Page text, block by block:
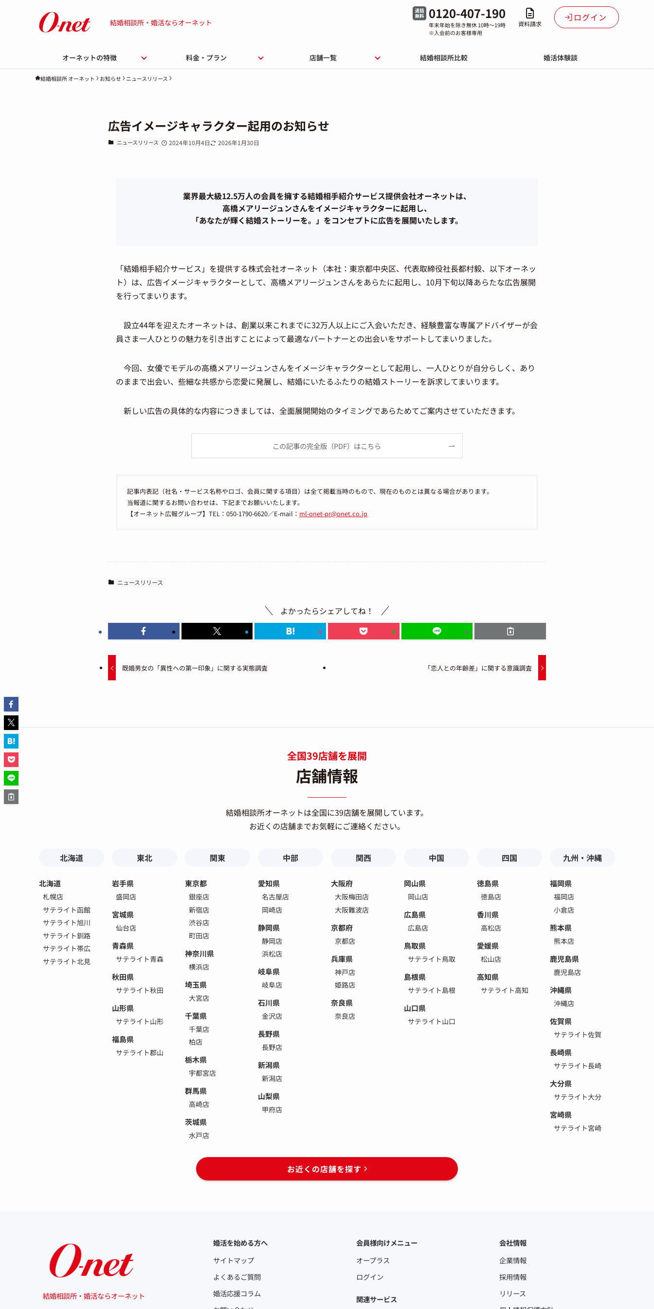
結婚相談所・婚活ならオーネット
0120-407-190
年末年始を除き無休 10時～19時
※入会前のお客様専用
資料請求
ログイン
オーネットの特徴 料金・プラン 店舗一覧 結婚相談所比較 婚活体験談
結婚相談所 オーネット お知らせ ニュースリリース
広告イメージキャラクター起用のお知らせ
ニュースリリース 2024年10月4日 2026年1月30日
業界最大級12.5万人の会員を擁する結婚相手紹介サービス提供会社オーネットは、
高橋メアリージュンさんをイメージキャラクターに起用し、
「あなたが輝く結婚ストーリーを。」をコンセプトに広告を展開いたします。
「結婚相手紹介サービス」を提供する株式会社オーネット（本社：東京都中央区、代表取締役社長都村毅、以下オーネッ
ト）は、広告イメージキャラクターとして、高橋メアリージュンさんをあらたに起用し、10月下旬以降あらたな広告展開
を行ってまいります。
設立44年を迎えたオーネットは、創業以来これまでに32万人以上にご入会いただき、経験豊富な専属アドバイザーが会
員さま一人ひとりの魅力を引き出すことによって最適なパートナーとの出会いをサポートしてまいりました。
今回、女優でモデルの高橋メアリージュンさんをイメージキャラクターとして起用し、一人ひとりが自分らしく、あり
のままで出会い、些細な共感から恋愛に発展し、結婚にいたるふたりの結婚ストーリーを訴求してまいります。
新しい広告の具体的な内容につきましては、全面展開開始のタイミングであらためてご案内させていただきます。
この記事の完全版（PDF）はこちら
記事内表記（社名・サービス名称やロゴ、会員に関する項目）は全て掲載当時のもので、現在のものとは異なる場合があります。
当報道に関するお問い合わせは、下記までお願いいたします。
【オーネット広報グループ】TEL：050-1790-6620／E-mail： ml-onet-pr@onet.co.jp
ニュースリリース
よかったらシェアしてね！
既婚男女の「異性への第一印象」に関する実態調査 「恋人との年齢差」に関する意識調査
全国39店舗を展開
店舗情報
結婚相談所オーネットは全国に39店舗を展開しています。
お近くの店舗までお気軽にご連絡ください。
北海道
北海道
札幌店
サテライト函館
サテライト旭川
サテライト釧路
サテライト帯広
サテライト北見
東北
岩手県
盛岡店
宮城県
仙台店
青森県
サテライト青森
秋田県
サテライト秋田
山形県
サテライト山形
福島県
サテライト郡山
関東
東京都
銀座店
新宿店
渋谷店
町田店
神奈川県
横浜店
埼玉県
大宮店
千葉県
千葉店
柏店
栃木県
宇都宮店
群馬県
高崎店
茨城県
水戸店
中部
愛知県
名古屋店
岡崎店
静岡県
静岡店
浜松店
岐阜県
岐阜店
石川県
金沢店
長野県
長野店
新潟県
新潟店
山梨県
甲府店
関西
大阪府
大阪梅田店
大阪難波店
京都府
京都店
兵庫県
神戸店
姫路店
奈良県
奈良店
中国
岡山県
岡山店
広島県
広島店
鳥取県
サテライト鳥取
島根県
サテライト島根
山口県
サテライト山口
四国
徳島県
徳島店
香川県
高松店
愛媛県
松山店
高知県
サテライト高知
九州・沖縄
福岡県
福岡店
小倉店
熊本県
熊本店
鹿児島県
鹿児島店
沖縄県
沖縄店
佐賀県
サテライト佐賀
長崎県
サテライト長崎
大分県
サテライト大分
宮崎県
サテライト宮崎
お近くの店舗を探す
結婚相談所・婚活ならオーネット
婚活を始める方へ
サイトマップ
よくあるご質問
婚活応援コラム
会員様向けメニュー
オープラス
ログイン
関連サービス
会社情報
企業情報
採用情報
リリース